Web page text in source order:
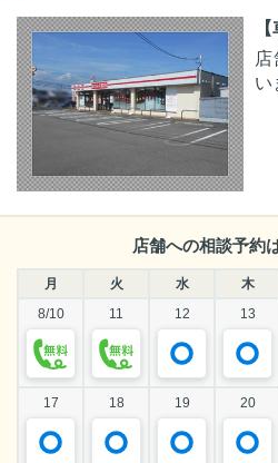
い
店舗への相談予約
月 火 水 木
8/10
11 12 13
17 18 19 20